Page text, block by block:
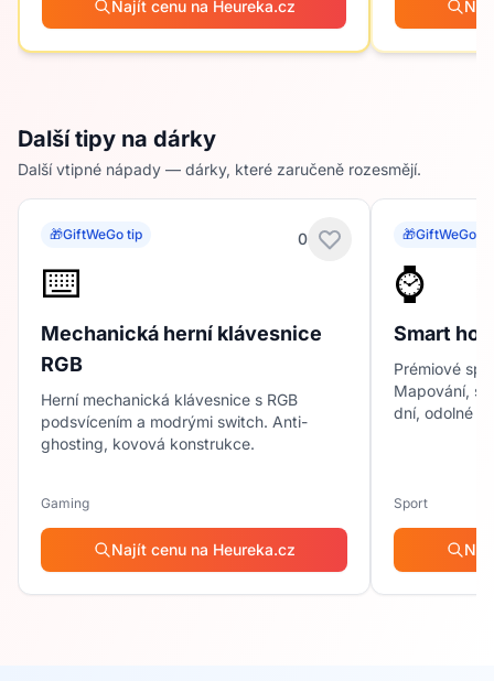
Najít cenu na Heureka.cz
Další tipy na dárky
Další vtipné nápady — dárky, které zaručeně rozesmějí.
0
🎁GiftWeGo tip
⌨️
Mechanická herní klávesnice
RGB
Herní mechanická klávesnice s RGB
podsvícením a modrými switch. Anti-
ghosting, kovová konstrukce.
Gaming
Najít cenu na Heureka.cz
🎁GiftWeGo tip
⌚
Smart
Prémiové
Mapování,
dní, odolné
Sport